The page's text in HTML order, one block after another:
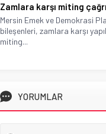
Zamlara karşı miting
Mersin Emek ve Demokrasi
bileşenleri, zamlara karşı
miting...
YORUMLAR